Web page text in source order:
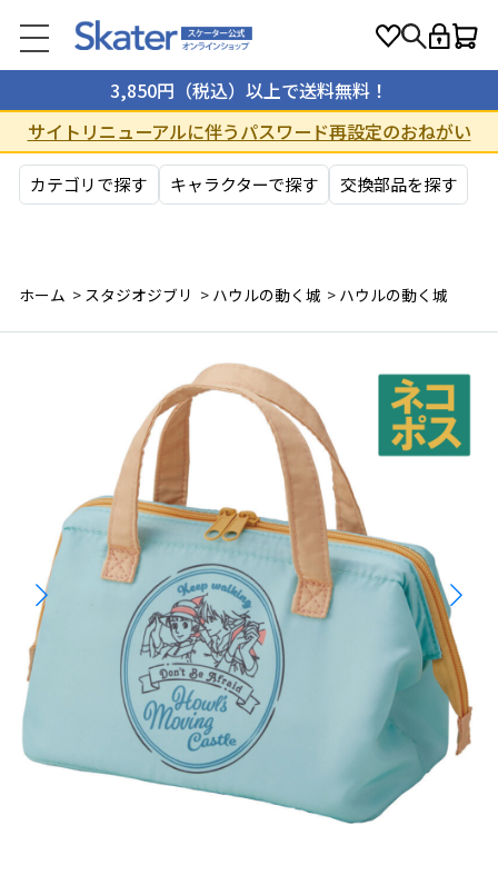
3,850円（税込）以上で送料無料！
サイトリニューアルに伴うパスワード再設定のおねがい
カテゴリで探す キャラクターで探す 交換部品を探す
ホーム > スタジオジブリ > ハウルの動く城 > ハウルの動く城